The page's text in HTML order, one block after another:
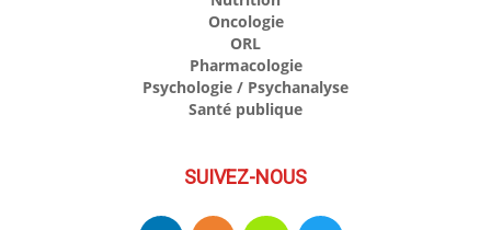
Oncologie
ORL
Pharmacologie
Psychologie / Psychanalyse
Santé publique
SUIVEZ-NOUS